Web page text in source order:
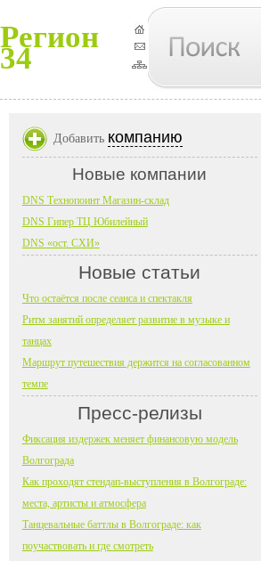
Регион
34
Добавить компанию
Новые компании
DNS Технопоинт Магазин-склад
DNS Гипер ТЦ Юбилейный
DNS «ост. СХИ»
Новые статьи
Что остаётся после сеанса и спектакля
Ритм занятий определяет развитие в музыке и
танцах
Маршрут путешествия держится на согласованном
темпе
Пресс-релизы
Фиксация издержек меняет финансовую модель
Волгограда
Как проходят стендап-выступления в Волгограде:
места, артисты и атмосфера
Танцевальные баттлы в Волгограде: как
поучаствовать и где смотреть